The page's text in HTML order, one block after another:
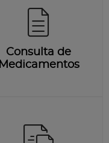
Consulta de
Medicamentos